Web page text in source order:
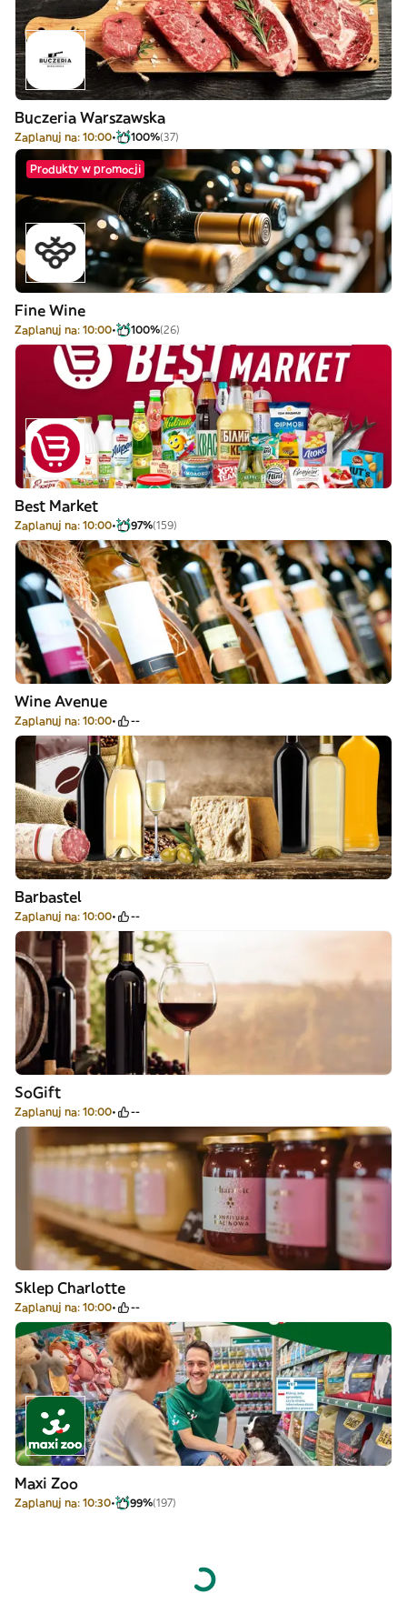
Buczeria Warszawska
Zaplanuj na: 10:00 100%(37)
Produkty w promocji
Fine Wine
Zaplanuj na: 10:00 100%(26)
Best Market
Zaplanuj na: 10:00 97%(159)
Wine Avenue
Zaplanuj na: 10:00 --
Barbastel
Zaplanuj na: 10:00 --
SoGift
Zaplanuj na: 10:00 --
Sklep Charlotte
Zaplanuj na: 10:00 --
Maxi Zoo
Zaplanuj na: 10:30 99%(197)